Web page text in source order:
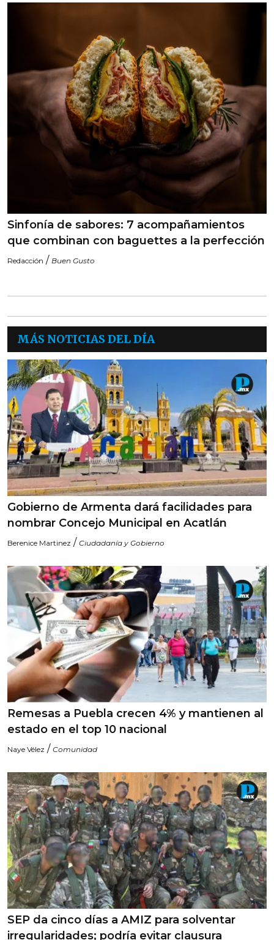
Sinfonía de sabores: 7 acompañamientos
que combinan con baguettes a la perfección
Redacción / Buen Gusto
MÁS NOTICIAS DEL DÍA
Gobierno de Armenta dará facilidades para
nombrar Concejo Municipal en Acatlán
Berenice Martinez / Ciudadanía y Gobierno
Remesas a Puebla crecen 4% y mantienen al
estado en el top 10 nacional
Naye Vélez / Comunidad
SEP da cinco días a AMIZ para solventar
irregularidades; podría evitar clausura